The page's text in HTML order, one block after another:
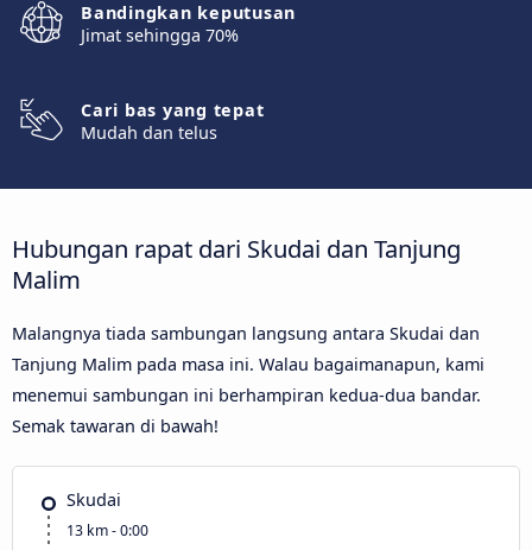
Bandingkan keputusan
Jimat sehingga 70%
Cari bas yang tepat
Mudah dan telus
Hubungan rapat dari Skudai dan Tanjung
Malim
Malangnya tiada sambungan langsung antara Skudai dan
Tanjung Malim pada masa ini. Walau bagaimanapun, kami
menemui sambungan ini berhampiran kedua-dua bandar.
Semak tawaran di bawah!
Skudai
13 km - 0:00